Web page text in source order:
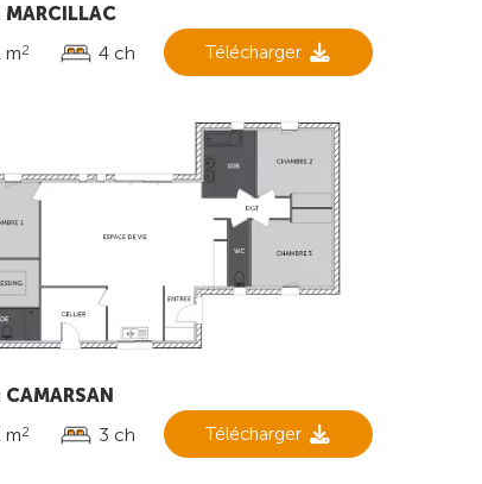
m2 4 ch Télécharger
m2 3 ch Télécharger